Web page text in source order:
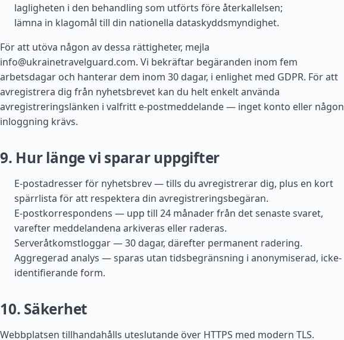
lagligheten i den behandling som utförts före återkallelsen;
lämna in klagomål till din nationella dataskyddsmyndighet.
För att utöva någon av dessa rättigheter, mejla
info@ukrainetravelguard.com. Vi bekräftar begäranden inom fem
arbetsdagar och hanterar dem inom 30 dagar, i enlighet med GDPR. För att
avregistrera dig från nyhetsbrevet kan du helt enkelt använda
avregistreringslänken i valfritt e-postmeddelande — inget konto eller någon
inloggning krävs.
9. Hur länge vi sparar uppgifter
E-postadresser för nyhetsbrev — tills du avregistrerar dig, plus en kort
spärrlista för att respektera din avregistreringsbegäran.
E-postkorrespondens — upp till 24 månader från det senaste svaret,
varefter meddelandena arkiveras eller raderas.
Serveråtkomstloggar — 30 dagar, därefter permanent radering.
Aggregerad analys — sparas utan tidsbegränsning i anonymiserad, icke-
identifierande form.
10. Säkerhet
Webbplatsen tillhandahålls uteslutande över HTTPS med modern TLS.